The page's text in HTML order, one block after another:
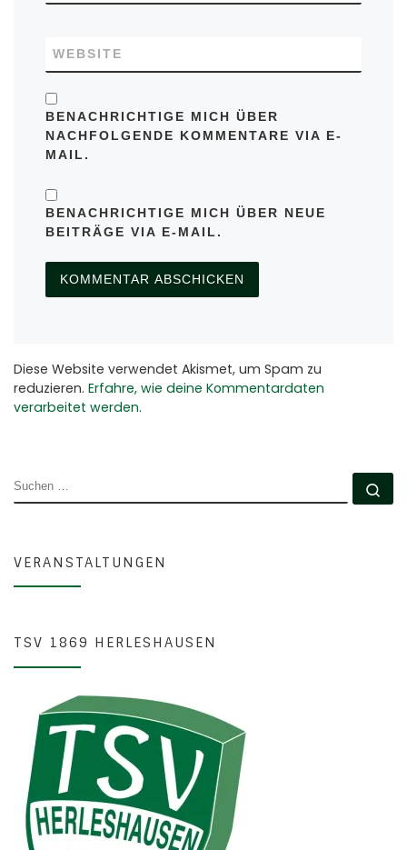
WEBSITE
BENACHRICHTIGE MICH ÜBER
NACHFOLGENDE KOMMENTARE VIA E-
MAIL.
BENACHRICHTIGE MICH ÜBER NEUE
BEITRÄGE VIA E-MAIL.
Diese Website verwendet Akismet, um Spam zu
reduzieren. Erfahre, wie deine Kommentardaten
verarbeitet werden.
SUCHE
VERANSTALTUNGEN
TSV 1869 HERLESHAUSEN